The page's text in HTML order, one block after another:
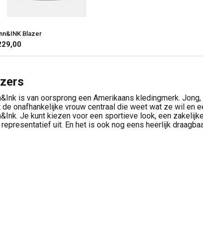
Blazer
is van oorsprong een Amerikaans kledingmerk.
de onafhankelijke vrouw centraal die weet wat ze wil en
Je kunt kiezen voor een sportieve look, een
uit. En het is ook nog eens heerlijk